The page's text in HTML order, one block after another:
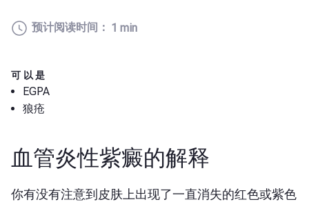
预计阅读时间： 1 min
可以是
EGPA
狼疮
血管炎性紫癜的解释
你有没有注意到皮肤上出现了一直消失的红色或紫色